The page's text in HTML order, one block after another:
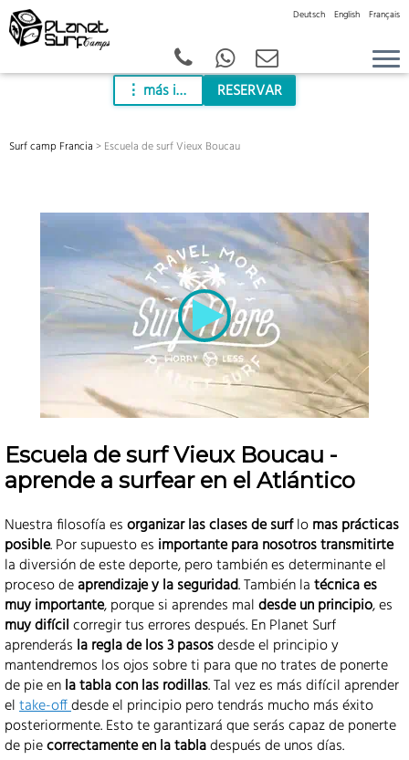
Skip
Deutsch English Français
Surf camp Francia > Escuela de surf Vieux Boucau
más info RESERVAR
Escuela de surf Vieux Boucau -
aprende a surfear en el Atlántico
Nuestra filosofía esorganizar las clases de surflomas prácticas
posible. Por supuesto es importante para nosotros transmitirte
la diversión de este deporte, pero también es determinante el
proceso deaprendizaje y la seguridad. También latécnica es
muy importante, porque si aprendes maldesde un principio, es
muy difícilcorregir tus errores después. En Planet Surf
aprenderás la regla de los 3 pasosdesde el principio y
mantendremos los ojos sobre ti para que no trates de ponerte
de pie enla tabla con las rodillas. Tal vez es más difícil aprender
eltake-offdesde el principio pero tendrás mucho más éxito
posteriormente. Esto te garantizará que serás capaz de ponerte
de piecorrectamente en la tabladespués de unos días.